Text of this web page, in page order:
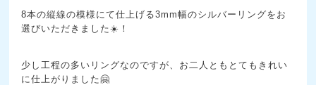
8本の縦線の模様にて仕上げる3mm幅のシルバーリングをお
選びいただきました☀️！
少し工程の多いリングなのですが、お二人ともとてもきれい
に仕上がりました🤗